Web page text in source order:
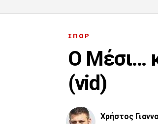
ΣΠΟΡ
Ο Μέσι…
(vid)
Χρήστος